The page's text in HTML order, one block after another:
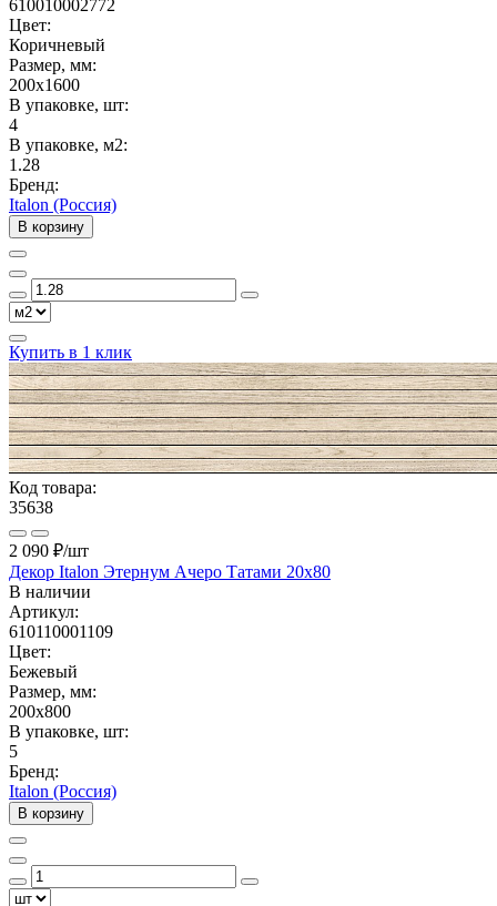
610010002772
Цвет:
Коричневый
Размер, мм:
200x1600
В упаковке, шт:
4
В упаковке, м2:
1.28
Бренд:
Italon (Россия)
В корзину
Купить в 1 клик
Код товара:
35638
2 090 ₽/шт
Декор Italon Этернум Ачеро Татами 20x80
В наличии
Артикул:
610110001109
Цвет:
Бежевый
Размер, мм:
200x800
В упаковке, шт:
5
Бренд:
Italon (Россия)
В корзину